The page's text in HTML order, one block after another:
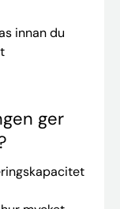
innan du
ger